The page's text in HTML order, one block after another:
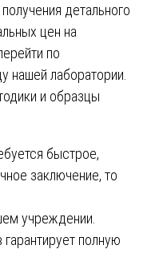
детального
цен на
по
нашей лаборатории.
и образцы
быстрое,
заключение, то
учреждении.
полную